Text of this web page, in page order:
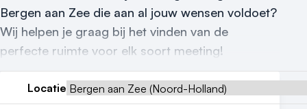
Vraag locatie aan
Bergen aan Zee die aan al jouw wensen voldoet?
Wij helpen je graag bij het vinden van de
perfecte ruimte voor elk soort meeting!
Locatie